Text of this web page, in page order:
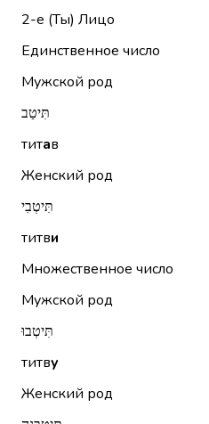
2-е (Ты) Лицо
Единственное число
Мужской род
תִּיטַב
титав
Женский род
תִּיטְבִי
титви
Множественное число
Мужской род
תִּיטְבוּ
титву
Женский род